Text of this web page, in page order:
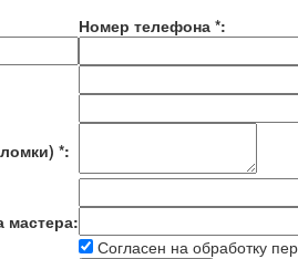
Номер телефона *:
*:
мастера:
Согласен на обработку